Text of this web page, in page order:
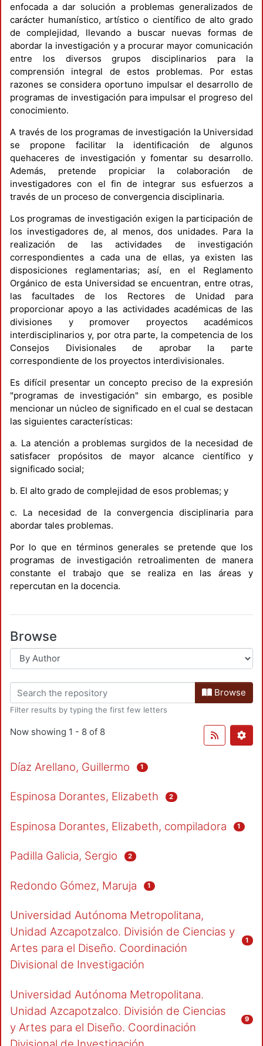
enfocada a dar solución a problemas generalizados de
carácter humanístico, artístico o científico de alto grado
de complejidad, llevando a buscar nuevas formas de
abordar la investigación y a procurar mayor comunicación
entre los diversos grupos disciplinarios para la
comprensión integral de estos problemas. Por estas
razones se considera oportuno impulsar el desarrollo de
programas de investigación para impulsar el progreso del
conocimiento.
A través de los programas de investigación la Universidad
se propone facilitar la identificación de algunos
quehaceres de investigación y fomentar su desarrollo.
Además, pretende propiciar la colaboración de
investigadores con el fin de integrar sus esfuerzos a
través de un proceso de convergencia disciplinaria.
Los programas de investigación exigen la participación de
los investigadores de, al menos, dos unidades. Para la
realización de las actividades de investigación
correspondientes a cada una de ellas, ya existen las
disposiciones reglamentarias; así, en el Reglamento
Orgánico de esta Universidad se encuentran, entre otras,
las facultades de los Rectores de Unidad para
proporcionar apoyo a las actividades académicas de las
divisiones y promover proyectos académicos
interdisciplinarios y, por otra parte, la competencia de los
Consejos Divisionales de aprobar la parte
correspondiente de los proyectos interdivisionales.
Es difícil presentar un concepto preciso de la expresión
"programas de investigación" sin embargo, es posible
mencionar un núcleo de significado en el cual se destacan
las siguientes características:
a. La atención a problemas surgidos de la necesidad de
satisfacer propósitos de mayor alcance científico y
significado social;
b. El alto grado de complejidad de esos problemas; y
c. La necesidad de la convergencia disciplinaria para
abordar tales problemas.
Por lo que en términos generales se pretende que los
programas de investigación retroalimenten de manera
constante el trabajo que se realiza en las áreas y
repercutan en la docencia.
Browse
Browse
Filter results by typing the first few letters
Now showing 1 - 8 of 8
Díaz Arellano, Guillermo 1
Espinosa Dorantes, Elizabeth 2
Espinosa Dorantes, Elizabeth, compiladora 1
Padilla Galicia, Sergio 2
Redondo Gómez, Maruja 1
Universidad Autónoma Metropolitana,
Unidad Azcapotzalco. División de Ciencias y
Artes para el Diseño. Coordinación
Divisional de Investigación
1
Universidad Autónoma Metropolitana.
Unidad Azcapotzalco. División de Ciencias
y Artes para el Diseño. Coordinación
9